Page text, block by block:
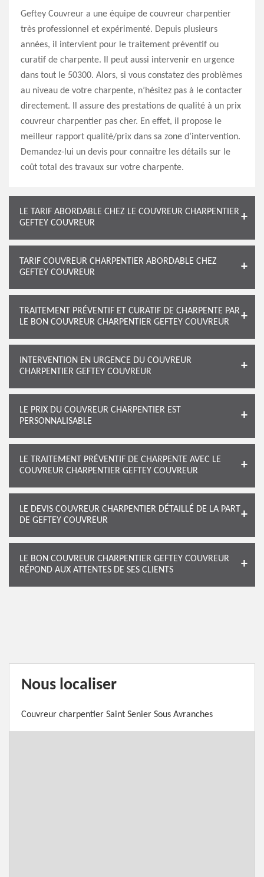
Geftey Couvreur a une équipe de couvreur charpentier
très professionnel et expérimenté. Depuis plusieurs
années, il intervient pour le traitement préventif ou
curatif de charpente. Il peut aussi intervenir en urgence
dans tout le 50300. Alors, si vous constatez des problèmes
au niveau de votre charpente, n’hésitez pas à le contacter
directement. Il assure des prestations de qualité à un prix
couvreur charpentier pas cher. En effet, il propose le
meilleur rapport qualité/prix dans sa zone d’intervention.
Demandez-lui un devis pour connaitre les détails sur le
coût total des travaux sur votre charpente.
LE TARIF ABORDABLE CHEZ LE COUVREUR CHARPENTIER
GEFTEY COUVREUR
TARIF COUVREUR CHARPENTIER ABORDABLE CHEZ
GEFTEY COUVREUR
TRAITEMENT PRÉVENTIF ET CURATIF DE CHARPENTE PAR
LE BON COUVREUR CHARPENTIER GEFTEY COUVREUR
INTERVENTION EN URGENCE DU COUVREUR
CHARPENTIER GEFTEY COUVREUR
LE PRIX DU COUVREUR CHARPENTIER EST
PERSONNALISABLE
LE TRAITEMENT PRÉVENTIF DE CHARPENTE AVEC LE
COUVREUR CHARPENTIER GEFTEY COUVREUR
LE DEVIS COUVREUR CHARPENTIER DÉTAILLÉ DE LA PART
DE GEFTEY COUVREUR
LE BON COUVREUR CHARPENTIER GEFTEY COUVREUR
RÉPOND AUX ATTENTES DE SES CLIENTS
Nous localiser
Couvreur charpentier Saint Senier Sous Avranches